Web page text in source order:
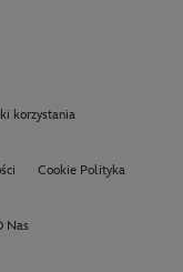
korzystania
Cookie Polityka
Nas